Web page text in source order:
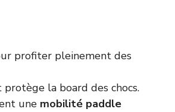
profiter pleinement des
la board des chocs.
une mobilité paddle